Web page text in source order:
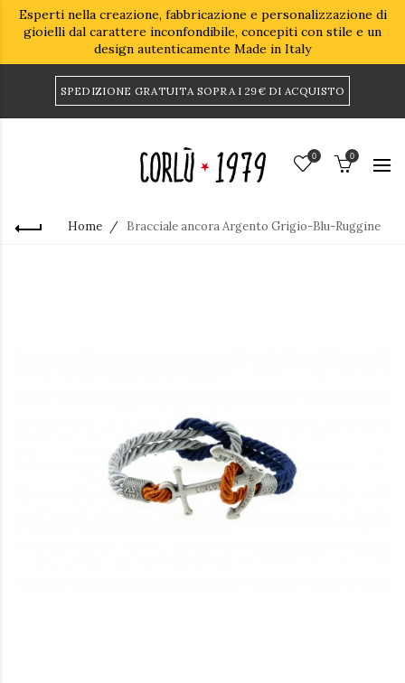
Esperti nella creazione, fabbricazione e personalizzazione di
gioielli dal carattere inconfondibile, concepiti con stile e un
design autenticamente Made in Italy
SPEDIZIONE GRATUITA SOPRA I 29€ DI ACQUISTO
0 0
Home Bracciale ancora Argento Grigio-Blu-Ruggine